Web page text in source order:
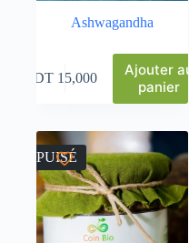
Ashwagandha
DT15,000
Ajouter au
panier
ÉPUISÉ